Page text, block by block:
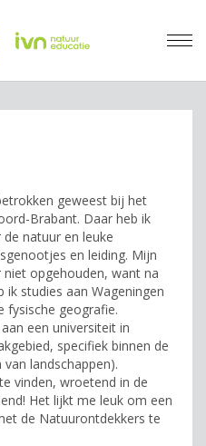
geweest bij het
Brabant. Daar heb ik
natuur en leuke
en leiding. Mijn
opgehouden, want na
studies aan Wageningen
fysische geografie.
een universiteit in
specifiek binnen de
landschappen).
vinden, wroetend in de
Het lijkt me leuk om een
de Natuurontdekkers te